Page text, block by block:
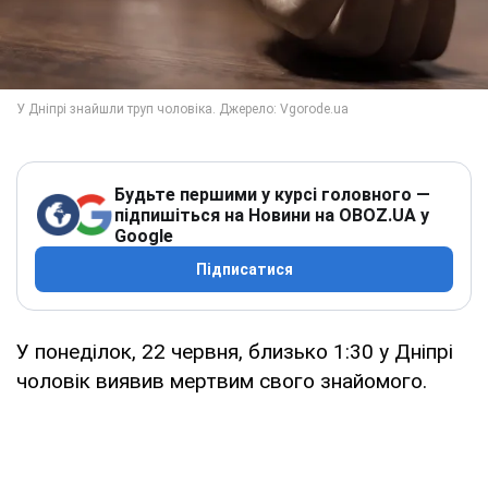
Будьте першими у курсі головного —
підпишіться на Новини на OBOZ.UA у
Google
Підписатися
У понеділок, 22 червня, близько 1:30 у Дніпрі
чоловік виявив мертвим свого знайомого.